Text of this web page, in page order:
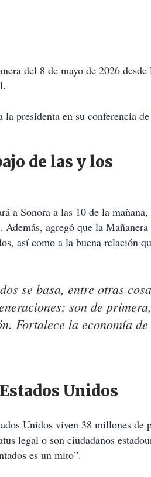
del 8 de mayo de 2026 desde
presidenta en su conferencia de
de las y los
a Sonora a las 10 de la
agregó que la Mañanera
así como a la buena relación
se basa, entre otras
son de
Fortalece la economía
Unidos
Unidos viven 38 millones de
legal o son ciudadanos
es un mito”.